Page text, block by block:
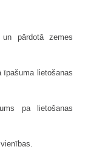
pārdotā zemes
īpašuma lietošanas
pa lietošanas